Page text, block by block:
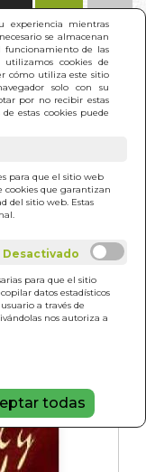
experiencia mientras
se almacenan
funcionamiento de las
utilizamos cookies de
cómo utiliza este sitio
solo con su
por no recibir estas
estas cookies puede
para que el sitio web
cookies que garantizan
del sitio web. Estas
para que el sitio
datos estadísticos
a través de
nos autoriza a
todas
(CINE)